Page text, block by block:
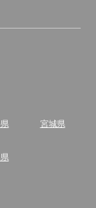
宮城県